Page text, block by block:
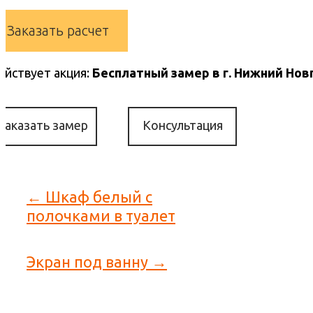
Заказать расчет
акция: Бесплатный замер в г. Нижний
замер Консультация
← Шкаф белый с
полочками в туалет
Экран под ванну →